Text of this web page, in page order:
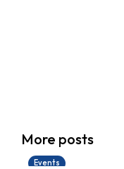
More posts
Events
28/06/2026